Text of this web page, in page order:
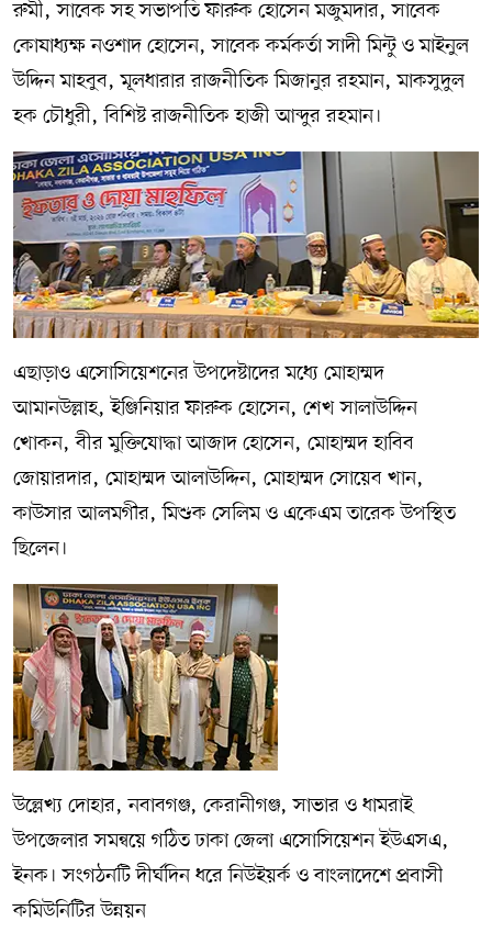
রুমী, সাবেক সহ সভাপতি ফারুক হোসেন মজুমদার, সাবেক
কোষাধ্যক্ষ নওশাদ হোসেন, সাবেক কর্মকর্তা সাদী মিন্টু ও মাইনুল
উদ্দিন মাহবুব, মূলধারার রাজনীতিক মিজানুর রহমান, মাকসুদুল
হক চৌধুরী, বিশিষ্ট রাজনীতিক হাজী আব্দুর রহমান।
এছাড়াও এসোসিয়েশনের উপদেষ্টাদের মধ্যে মোহাম্মদ
আমানউল্লাহ, ইঞ্জিনিয়ার ফারুক হোসেন, শেখ সালাউদ্দিন
খোকন, বীর মুক্তিযোদ্ধা আজাদ হোসেন, মোহাম্মদ হাবিব
জোয়ারদার, মোহাম্মদ আলাউদ্দিন, মোহাম্মদ সোয়েব খান,
কাউসার আলমগীর, মিশুক সেলিম ও একেএম তারেক উপস্থিত
ছিলেন।
উল্লেখ্য দোহার, নবাবগঞ্জ, কেরানীগঞ্জ, সাভার ও ধামরাই
উপজেলার সমন্বয়ে গঠিত ঢাকা জেলা এসোসিয়েশন ইউএসএ,
ইনক। সংগঠনটি দীর্ঘদিন ধরে নিউইয়র্ক ও বাংলাদেশে প্রবাসী
কমিউনিটির উন্নয়ন